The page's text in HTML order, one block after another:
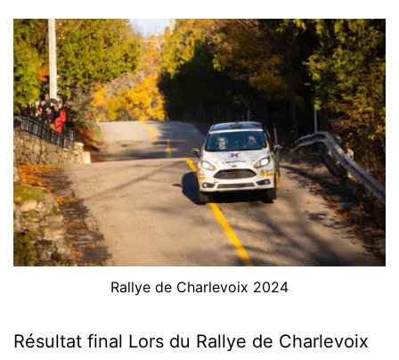
Rallye de Charlevoix 2024
Résultat final Lors du Rallye de Charlevoix